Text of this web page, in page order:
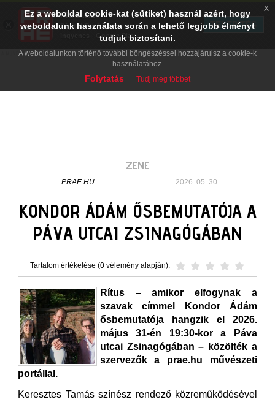
ZENE
PRAE.HU 2026. 05. 30.
KONDOR ÁDÁM ŐSBEMUTATÓJA A
PÁVA UTCAI ZSINAGÓGÁBAN
Tartalom értékelése (0 vélemény alapján):
Rítus – amikor elfogynak a
szavak címmel Kondor Ádám
ősbemutatója hangzik el 2026.
május 31-én 19:30-kor a Páva
utcai Zsinagógában – közölték a
szervezők a prae.hu művészeti
portállal.
Keresztes Tamás színész rendező közreműködésével
Ez a weboldal cookie-kat (sütiket) használ azért, hogy
weboldalunk használata során a lehető legjobb élményt
tudjuk biztosítani.
A weboldalunkon történő további böngészéssel hozzájárulsz a cookie-k
használatához.
Folytatás Tudj meg többet
x
PRAE.HU
Digital Evolution
Ingyenes - Google Play
TELEPÍTÉS